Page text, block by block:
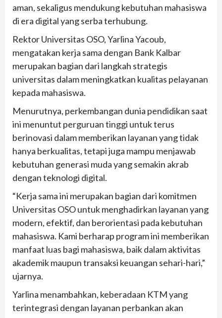
aman, sekaligus mendukung kebutuhan mahasiswa
di era digital yang serba terhubung.
Rektor Universitas OSO, Yarlina Yacoub,
mengatakan kerja sama dengan Bank Kalbar
merupakan bagian dari langkah strategis
universitas dalam meningkatkan kualitas pelayanan
kepada mahasiswa.
Menurutnya, perkembangan dunia pendidikan saat
ini menuntut perguruan tinggi untuk terus
berinovasi dalam memberikan layanan yang tidak
hanya berkualitas, tetapi juga mampu menjawab
kebutuhan generasi muda yang semakin akrab
dengan teknologi digital.
“Kerja sama ini merupakan bagian dari komitmen
Universitas OSO untuk menghadirkan layanan yang
modern, efektif, dan berorientasi pada kebutuhan
mahasiswa. Kami berharap program ini memberikan
manfaat luas bagi mahasiswa, baik dalam aktivitas
akademik maupun transaksi keuangan sehari-hari,”
ujarnya.
Yarlina menambahkan, keberadaan KTM yang
terintegrasi dengan layanan perbankan akan